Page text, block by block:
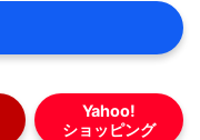
Yahoo!
ショッピング